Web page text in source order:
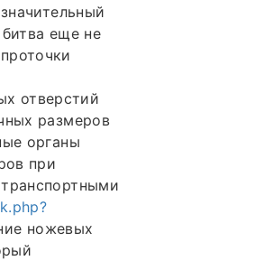
еще не
проточки
отверстий
размеров
органы
при
ножевых